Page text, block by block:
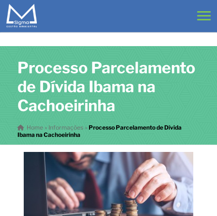
Processo Parcelamento
de Dívida Ibama na
Cachoeirinha
Home» Informações » Processo Parcelamento de Dívida
Ibama na Cachoeirinha